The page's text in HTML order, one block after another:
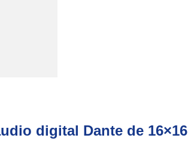
digital Dante de 16×16